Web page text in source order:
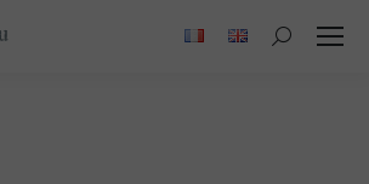
Search: